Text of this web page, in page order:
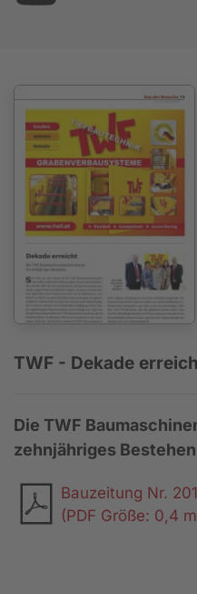
TWF - Dekade
Die TWF
zehnjähriges
Bauzeitung Nr.
(PDF Größe: 0,4